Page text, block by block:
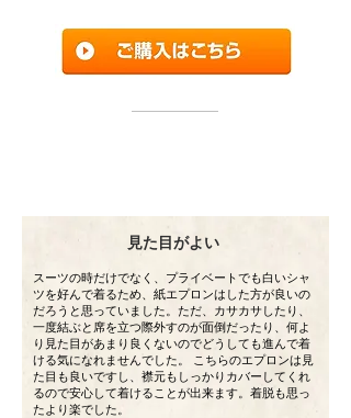
見た目がよい
スーツの時だけでなく、プライベートでも白いシャ
ツを好んで着るため、紙エプロンはした方が良いの
だろうと思っていました。ただ、カサカサしたり、
一度結ぶと席を立つ際外すのが面倒だったり、何よ
り見た目があまり良くないのでどうしても進んで着
ける気になれませんでした。 こちらのエプロンは見
た目も良いですし、襟元もしっかりカバーしてくれ
るので安心して着けることが出来ます。着脱も思っ
たより楽でした。